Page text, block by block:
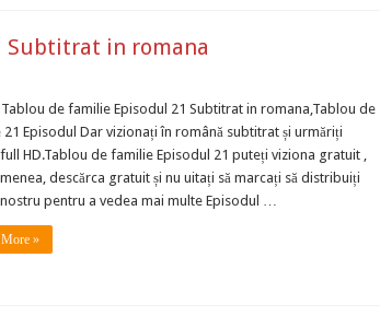
Subtitrat in romana
de familie Episodul 21 Subtitrat in romana,Tablou de
Episodul Dar vizionați în română subtitrat și urmăriți
HD.Tablou de familie Episodul 21 puteți viziona gratuit ,
descărca gratuit și nu uitați să marcați să distribuiți
pentru a vedea mai multe Episodul …
»